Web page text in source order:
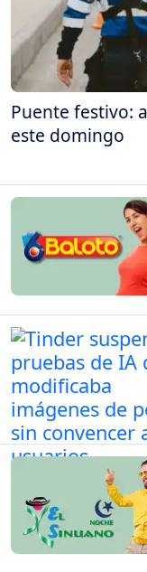
Puente festivo:
este domingo